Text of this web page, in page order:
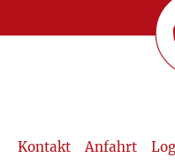
Kontakt Anfahrt